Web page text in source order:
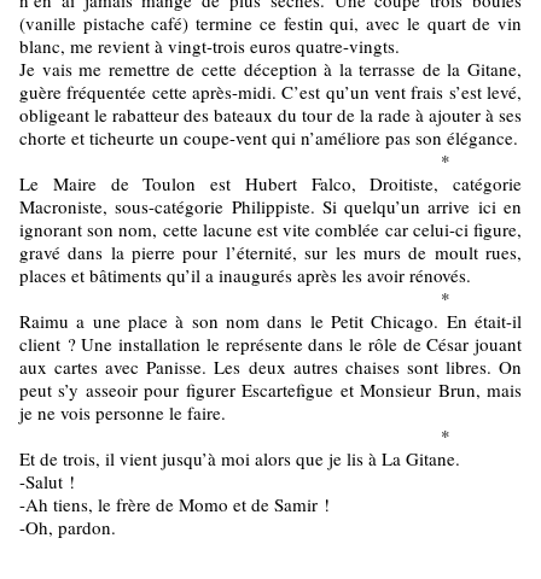
(vanille pistache café) termine ce festin qui, avec le quart de vin
blanc, me revient à vingt-trois euros quatre-vingts.
Je vais me remettre de cette déception à la terrasse de la Gitane,
guère fréquentée cette après-midi. C’est qu’un vent frais s’est levé,
obligeant le rabatteur des bateaux du tour de la rade à ajouter à ses
chorte et ticheurte un coupe-vent qui n’améliore pas son élégance.
*
Le Maire de Toulon est Hubert Falco, Droitiste, catégorie
Macroniste, sous-catégorie Philippiste. Si quelqu’un arrive ici en
ignorant son nom, cette lacune est vite comblée car celui-ci figure,
gravé dans la pierre pour l’éternité, sur les murs de moult rues,
places et bâtiments qu’il a inaugurés après les avoir rénovés.
*
Raimu a une place à son nom dans le Petit Chicago. En était-il
client ? Une installation le représente dans le rôle de César jouant
aux cartes avec Panisse. Les deux autres chaises sont libres. On
peut s’y asseoir pour figurer Escartefigue et Monsieur Brun, mais
je ne vois personne le faire.
*
Et de trois, il vient jusqu’à moi alors que je lis à La Gitane.
-Salut !
-Ah tiens, le frère de Momo et de Samir !
-Oh, pardon.